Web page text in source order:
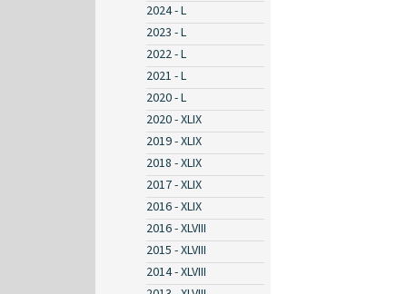
2024 - L
2023 - L
2022 - L
2021 - L
2020 - L
2020 - XLIX
2019 - XLIX
2018 - XLIX
2017 - XLIX
2016 - XLIX
2016 - XLVIII
2015 - XLVIII
2014 - XLVIII